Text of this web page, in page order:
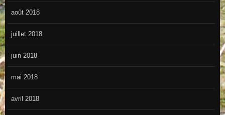
août 2018
juillet 2018
juin 2018
mai 2018
avril 2018